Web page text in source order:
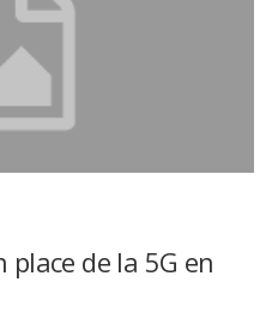
place de la 5G en